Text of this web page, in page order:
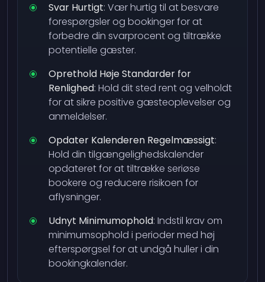
Svar Hurtigt: Vær hurtig til at besvare
forespørgsler og bookinger for at
forbedre din svarprocent og tiltrække
potentielle gæster.
Oprethold Høje Standarder for
Renlighed: Hold dit sted rent og velholdt
for at sikre positive gæsteoplevelser og
anmeldelser.
Opdater Kalenderen Regelmæssigt:
Hold din tilgængelighedskalender
opdateret for at tiltrække seriøse
bookere og reducere risikoen for
aflysninger.
Udnyt Minimumophold: Indstil krav om
minimumsophold i perioder med høj
efterspørgsel for at undgå huller i din
bookingkalender.